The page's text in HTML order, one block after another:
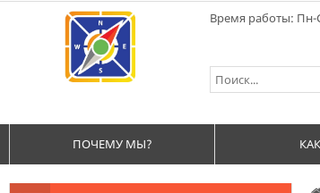
Время работы: Пн-
ПОЧЕМУ МЫ?